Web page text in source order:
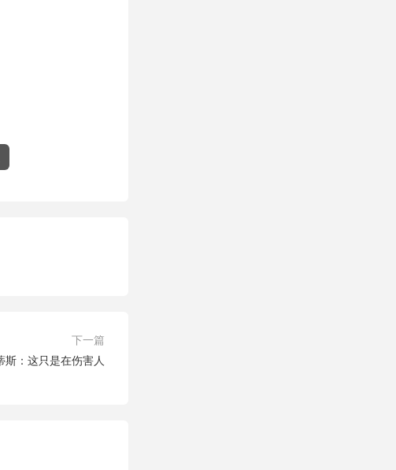
下一篇
斯：这只是在伤害人